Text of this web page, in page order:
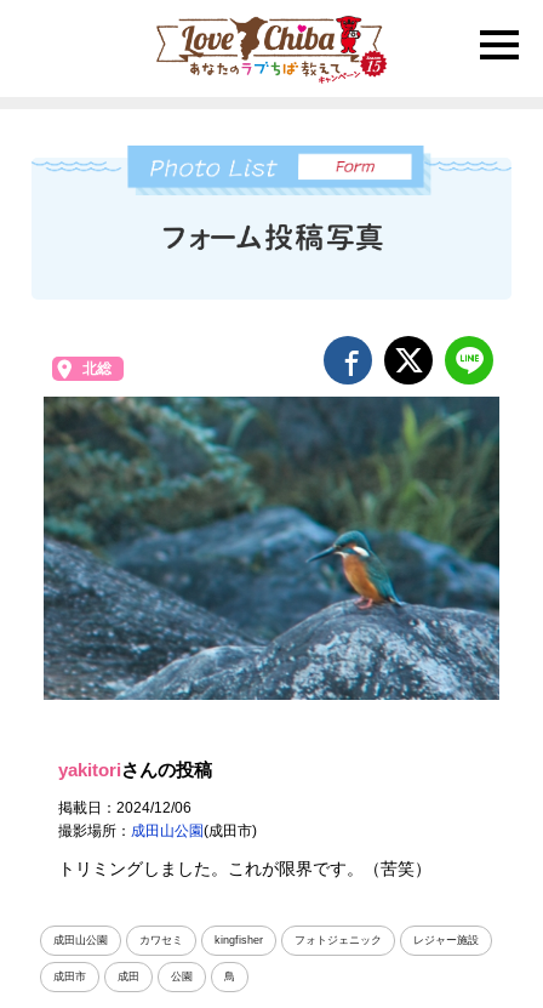
toggle
北総
yakitoriさんの投稿
掲載日：2024/12/06
撮影場所： 成田山公園(成田市)
トリミングしました。これが限界です。（苦笑）
成田山公園 カワセミ kingfisher フォトジェニック レジャー施設
成田市 成田 公園 鳥